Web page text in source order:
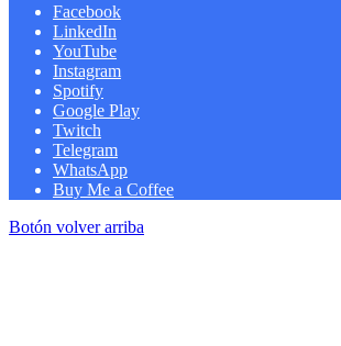
Facebook
LinkedIn
YouTube
Instagram
Spotify
Google Play
Twitch
Telegram
WhatsApp
Buy Me a Coffee
Botón volver arriba